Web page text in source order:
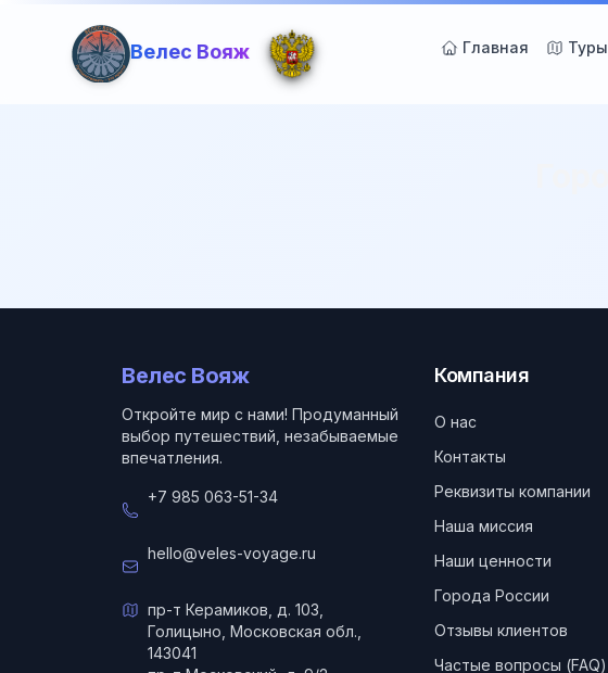
Велес Вояж Главная Туры
Велес Вояж
Откройте мир с нами! Продуманный
выбор путешествий, незабываемые
впечатления.
+7 985 063-51-34
hello@veles-voyage.ru
пр-т Керамиков, д. 103,
Голицыно, Московская обл.,
143041
Компания
О нас
Контакты
Реквизиты компании
Наша миссия
Наши ценности
Города России
Отзывы клиентов
Частые вопросы (FAQ)